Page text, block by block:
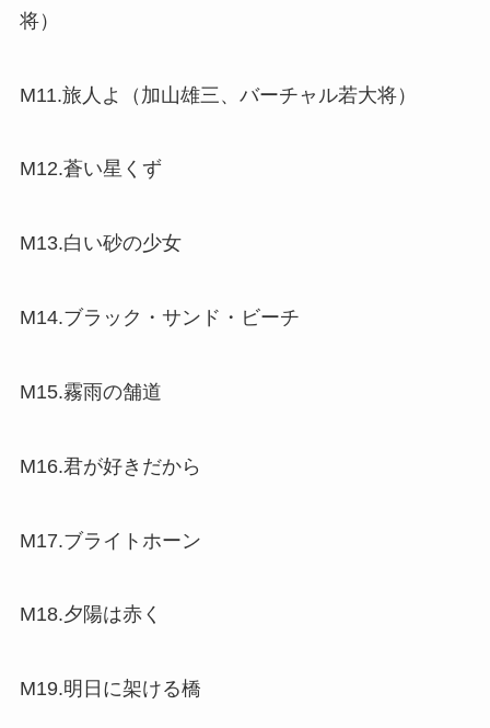
将）
M11.旅人よ（加山雄三、バーチャル若大将）
M12.蒼い星くず
M13.白い砂の少女
M14.ブラック・サンド・ビーチ
M15.霧雨の舗道
M16.君が好きだから
M17.ブライトホーン
M18.夕陽は赤く
M19.明日に架ける橋